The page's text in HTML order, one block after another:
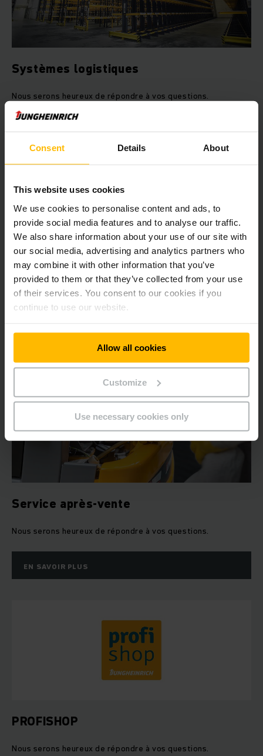
Consent Details About
This website uses cookies
We use cookies to personalise content and ads, to
provide social media features and to analyse our traffic.
We also share information about your use of our site with
our social media, advertising and analytics partners who
may combine it with other information that you’ve
provided to them or that they’ve collected from your use
of their services. You consent to our cookies if you
continue to use our website.
Allow all cookies
Customize
Use necessary cookies only
Systèmes logistiques
Nous serons heureux de répondre à vos questions.
EN SAVOIR PLUS
Engins de location et d'occasion
Nous serons heureux de répondre à vos questions.
Service après-vente
Nous serons heureux de répondre à vos questions.
EN SAVOIR PLUS
PROFISHOP
Nous serons heureux de répondre à vos questions.